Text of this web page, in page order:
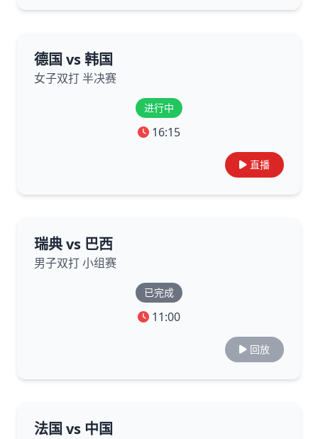
德国 vs 韩国
女子双打 半决赛
进行中
16:15
直播
瑞典 vs 巴西
男子双打 小组赛
已完成
11:00
回放
法国 vs 中国